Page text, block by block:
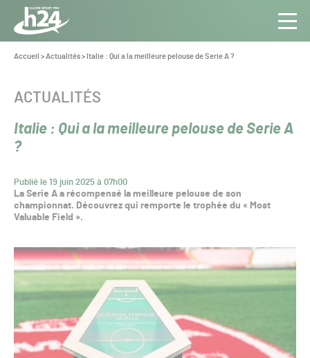
Panneau de gestion des cookies
Aller au contenu
Toute
l’info
Pro
Vous
Accueil >Actualités> Italie : Qui a la meilleure pelouse de Serie A ?
Italie : Qui a la meilleure pelouse de Serie A
?
Publié le 19 juin 2025 à 07h00
CATÉGORIE :
ACTUALITÉS
La Serie A a récompensé la meilleure pelouse de son
championnat. Découvrez qui remporte le trophée du « Most
Valuable Field ».